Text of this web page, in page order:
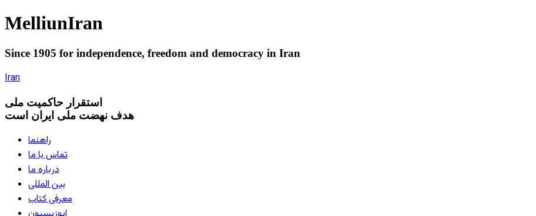
MelliunIran
Since 1905 for independence, freedom and democracy in Iran
Iran
استقرار حاکميت ملی
هدف نهضت ملی ایران است
راهنما
تماس با ما
درباره ما
بین المللی
معرفی کتاب